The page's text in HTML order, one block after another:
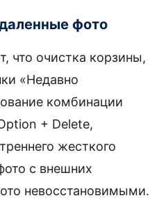
фото
что очистка корзины,
«Недавно
комбинации
+ Delete,
жесткого
с внешних
невосстановимыми.